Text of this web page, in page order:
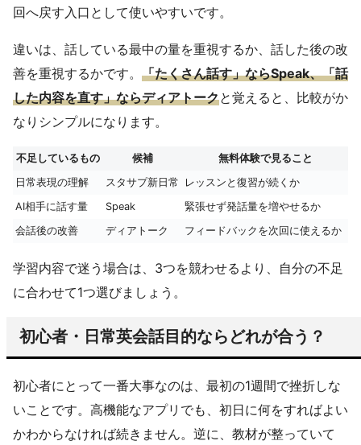
回へ戻す入口として使いやすいです。
違いは、話している最中の量を重視するか、話した後の改
善を重視するかです。 「たくさん話す」ならSpeak、「話
した内容を直す」ならディアトークと覚えると、比較がか
なりシンプルになります。
不足しているもの 候補
無料体験で見ること
日常表現の理解
スタサプ新日常
レッスンと復習が続くか
AI相手に話す量
Speak
緊張せず発話量を増やせるか
会話後の改善
ディアトーク フィードバックを次回に使えるか
学習内容で迷う場合は、3つを競わせるより、自分の不足
に合わせて1つ選びましょう。
初心者・日常英会話目的ならどれが合う？
初心者にとって一番大事なのは、最初の1週間で挫折しな
いことです。高機能なアプリでも、初日に何をすればよい
かわからなければ続きません。逆に、教材が整っていて